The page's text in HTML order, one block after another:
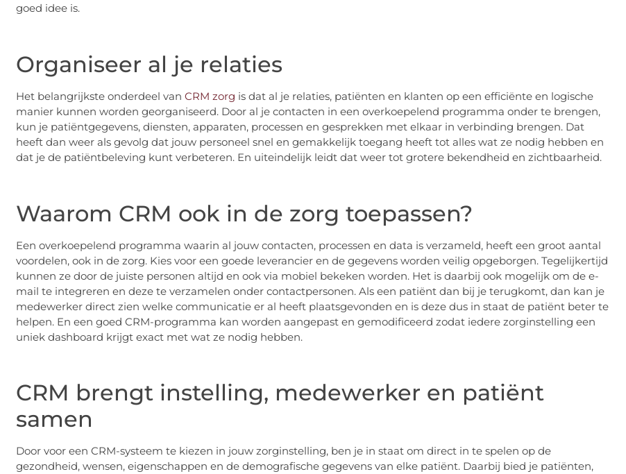
goed idee is.
Organiseer al je relaties
Het belangrijkste onderdeel van CRM zorg is dat al je relaties, patiënten en klanten op een efficiënte en logische
manier kunnen worden georganiseerd. Door al je contacten in een overkoepelend programma onder te brengen,
kun je patiëntgegevens, diensten, apparaten, processen en gesprekken met elkaar in verbinding brengen. Dat
heeft dan weer als gevolg dat jouw personeel snel en gemakkelijk toegang heeft tot alles wat ze nodig hebben en
dat je de patiëntbeleving kunt verbeteren. En uiteindelijk leidt dat weer tot grotere bekendheid en zichtbaarheid.
Waarom CRM ook in de zorg toepassen?
Een overkoepelend programma waarin al jouw contacten, processen en data is verzameld, heeft een groot aantal
voordelen, ook in de zorg. Kies voor een goede leverancier en de gegevens worden veilig opgeborgen. Tegelijkertijd
kunnen ze door de juiste personen altijd en ook via mobiel bekeken worden. Het is daarbij ook mogelijk om de e-
mail te integreren en deze te verzamelen onder contactpersonen. Als een patiënt dan bij je terugkomt, dan kan je
medewerker direct zien welke communicatie er al heeft plaatsgevonden en is deze dus in staat de patiënt beter te
helpen. En een goed CRM-programma kan worden aangepast en gemodificeerd zodat iedere zorginstelling een
uniek dashboard krijgt exact met wat ze nodig hebben.
CRM brengt instelling, medewerker en patiënt
samen
Door voor een CRM-systeem te kiezen in jouw zorginstelling, ben je in staat om direct in te spelen op de
gezondheid, wensen, eigenschappen en de demografische gegevens van elke patiënt. Daarbij bied je patiënten,